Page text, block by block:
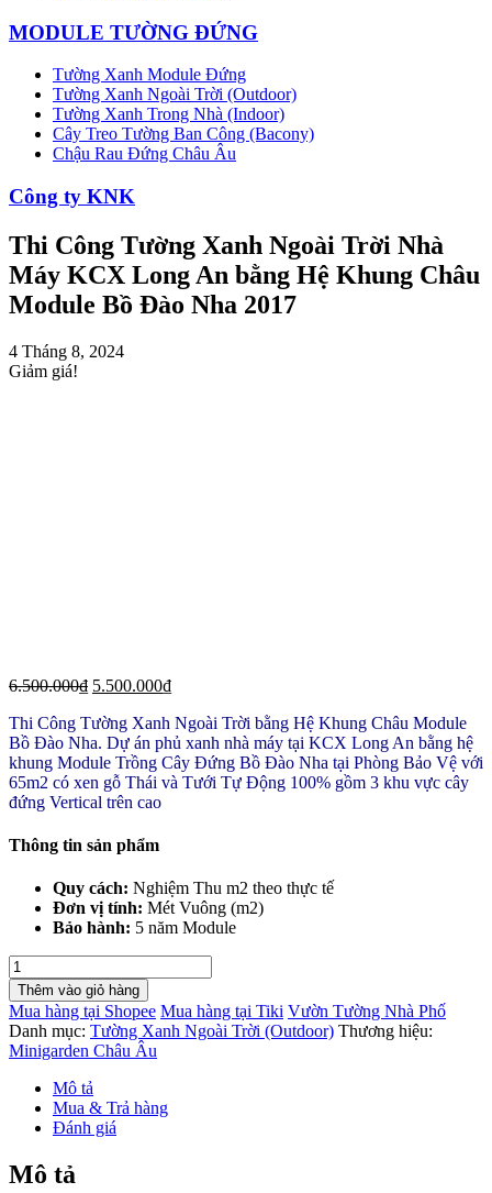
MODULE TƯỜNG ĐỨNG
Tường Xanh Module Đứng
Tường Xanh Ngoài Trời (Outdoor)
Tường Xanh Trong Nhà (Indoor)
Cây Treo Tường Ban Công (Bacony)
Chậu Rau Đứng Châu Âu
Công ty KNK
Thi Công Tường Xanh Ngoài Trời Nhà
Máy KCX Long An bằng Hệ Khung Châu
Module Bồ Đào Nha 2017
4 Tháng 8, 2024
Giảm giá!
6.500.000₫ 5.500.000₫
Thi Công Tường Xanh Ngoài Trời bằng Hệ Khung Châu Module
Bồ Đào Nha. Dự án phủ xanh nhà máy tại KCX Long An bằng hệ
khung Module Trồng Cây Đứng Bồ Đào Nha tại Phòng Bảo Vệ với
65m2 có xen gỗ Thái và Tưới Tự Động 100% gồm 3 khu vực cây
đứng Vertical trên cao
Thông tin sản phẩm
Quy cách: Nghiệm Thu m2 theo thực tế
Đơn vị tính: Mét Vuông (m2)
Bảo hành: 5 năm Module
Thi
Công
Tường
Xanh
Ngoài
Trời
Nhà
Máy
KCX
An
bằng
Thêm vào giỏ hàng
Mua hàng tại Shopee Mua hàng tại Tiki Vườn Tường Nhà Phố
Danh mục: Tường Xanh Ngoài Trời (Outdoor) Thương hiệu:
Minigarden Châu Âu
Mô tả
Mua & Trả hàng
Đánh giá
Mô tả